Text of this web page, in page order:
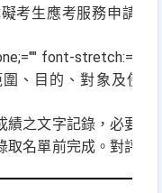
考生應考服務申請表
font-stretch:=""
、目的、對象及使
績之文字記錄，必要時
取名單前完成。對評分